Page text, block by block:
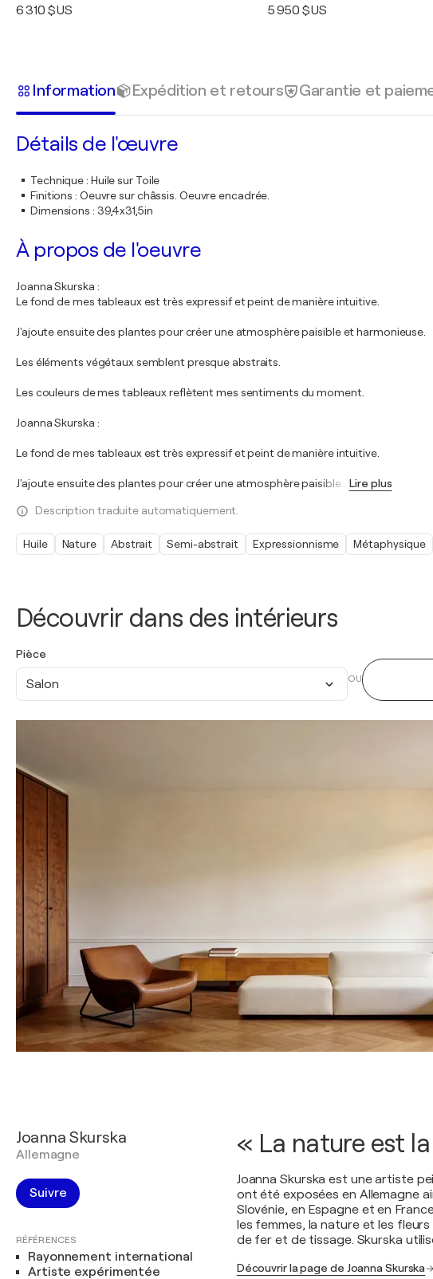
Découvrir dans des intérieurs
Pièce
Salon OU
6 310 $US 5 950 $US
Information Expédition et retours Garantie et
Détails de l'œuvre
Technique: Huile sur Toile
Finitions : Oeuvre sur châssis. Oeuvre encadrée.
Dimensions : 39,4x31,5in
À propos de l'oeuvre
Joanna Skurska :
Le fond de mes tableaux est très expressif et peint de manière intuitive.
J'ajoute ensuite des plantes pour créer une atmosphère paisible et harmonieuse.
Les éléments végétaux semblent presque abstraits.
Les couleurs de mes tableaux reflètent mes sentiments du moment.
Joanna Skurska :
Le fond de mes tableaux est très expressif et peint de manière intuitive.
J'ajoute ensuite des plantes pour créer une atmosphère paisible Lire plus
Description traduite automatiquement.
Huile Nature Abstrait Semi-abstrait Expressionnisme Métaphysique
Joanna Skurska
Allemagne
Suivre
RÉFÉRENCES
Rayonnement international
Artiste expérimentée
« La nature est
Joanna Skurska est une artiste
ont été exposées en Allemagne
Slovénie, en Espagne et en
les femmes, la nature et les
de fer et de tissage. Skurska
Découvrir la page de Joanna Skurska